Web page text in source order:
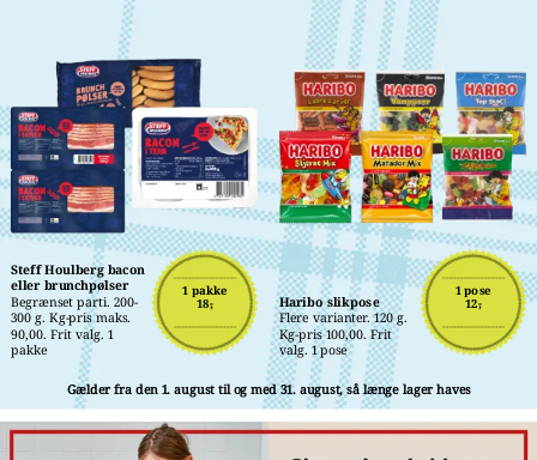
1 pakke
18,-
Steff Houlberg bacon
eller brunchpølser
Begrænset parti. 200-
300 g. Kg-pris maks.
90,00. Frit valg. 1
pakke
1 pose
12,-
Haribo slikpose
Flere varianter. 120 g.
Kg-pris 100,00. Frit
valg. 1 pose
Gælder fra den 1. august til og med 31. august, så længe lager haves